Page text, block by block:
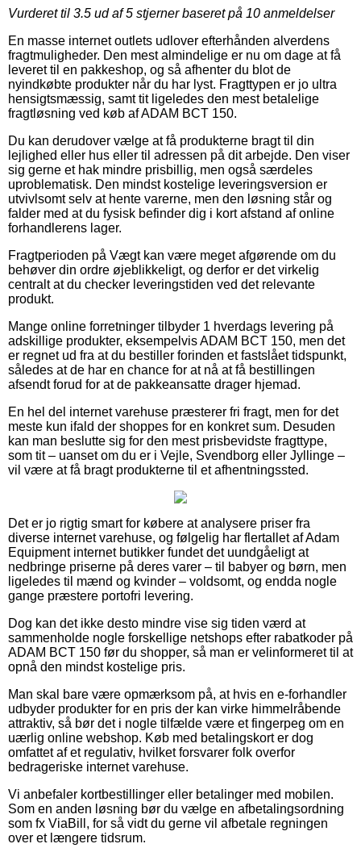
Vurderet til 3.5 ud af 5 stjerner baseret på 10 anmeldelser
En masse internet outlets udlover efterhånden alverdens
fragtmuligheder. Den mest almindelige er nu om dage at få
leveret til en pakkeshop, og så afhenter du blot de
nyindkøbte produkter når du har lyst. Fragttypen er jo ultra
hensigtsmæssig, samt tit ligeledes den mest betalelige
fragtløsning ved køb af ADAM BCT 150.
Du kan derudover vælge at få produkterne bragt til din
lejlighed eller hus eller til adressen på dit arbejde. Den viser
sig gerne et hak mindre prisbillig, men også særdeles
uproblematisk. Den mindst kostelige leveringsversion er
utvivlsomt selv at hente varerne, men den løsning står og
falder med at du fysisk befinder dig i kort afstand af online
forhandlerens lager.
Fragtperioden på Vægt kan være meget afgørende om du
behøver din ordre øjeblikkeligt, og derfor er det virkelig
centralt at du checker leveringstiden ved det relevante
produkt.
Mange online forretninger tilbyder 1 hverdags levering på
adskillige produkter, eksempelvis ADAM BCT 150, men det
er regnet ud fra at du bestiller forinden et fastslået tidspunkt,
således at de har en chance for at nå at få bestillingen
afsendt forud for at de pakkeansatte drager hjemad.
En hel del internet varehuse præsterer fri fragt, men for det
meste kun ifald der shoppes for en konkret sum. Desuden
kan man beslutte sig for den mest prisbevidste fragttype,
som tit – uanset om du er i Vejle, Svendborg eller Jyllinge –
vil være at få bragt produkterne til et afhentningssted.
Det er jo rigtig smart for købere at analysere priser fra
diverse internet varehuse, og følgelig har flertallet af Adam
Equipment internet butikker fundet det uundgåeligt at
nedbringe priserne på deres varer – til babyer og børn, men
ligeledes til mænd og kvinder – voldsomt, og endda nogle
gange præstere portofri levering.
Dog kan det ikke desto mindre vise sig tiden værd at
sammenholde nogle forskellige netshops efter rabatkoder på
ADAM BCT 150 før du shopper, så man er velinformeret til at
opnå den mindst kostelige pris.
Man skal bare være opmærksom på, at hvis en e-forhandler
udbyder produkter for en pris der kan virke himmelråbende
attraktiv, så bør det i nogle tilfælde være et fingerpeg om en
uærlig online webshop. Køb med betalingskort er dog
omfattet af et regulativ, hvilket forsvarer folk overfor
bedrageriske internet varehuse.
Vi anbefaler kortbestillinger eller betalinger med mobilen.
Som en anden løsning bør du vælge en afbetalingsordning
som fx ViaBill, for så vidt du gerne vil afbetale regningen
over et længere tidsrum.